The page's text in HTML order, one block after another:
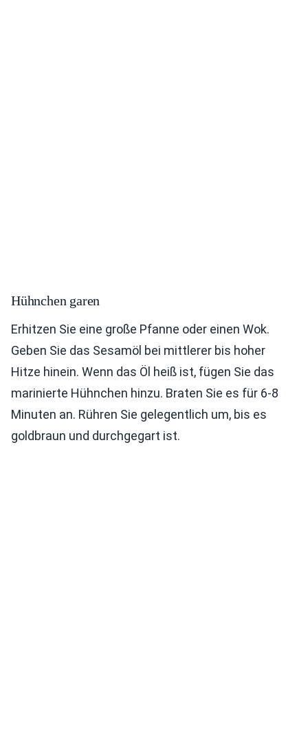
Hühnchen garen
Erhitzen Sie eine große Pfanne oder einen Wok.
Geben Sie das Sesamöl bei mittlerer bis hoher
Hitze hinein. Wenn das Öl heiß ist, fügen Sie das
marinierte Hühnchen hinzu. Braten Sie es für 6-8
Minuten an. Rühren Sie gelegentlich um, bis es
goldbraun und durchgegart ist.